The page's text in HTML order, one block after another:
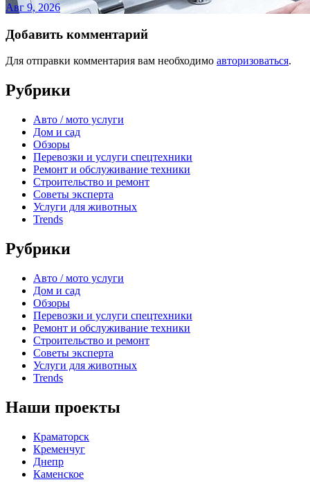
Авг 9, 2026
Добавить комментарий
Для отправки комментария вам необходимо авторизоваться.
Рубрики
Авто / мото услуги
Дом и сад
Обзоры
Перевозки и услуги спецтехники
Ремонт и обслуживание техники
Строительство и ремонт
Советы эксперта
Услуги для животных
Trends
Рубрики
Авто / мото услуги
Дом и сад
Обзоры
Перевозки и услуги спецтехники
Ремонт и обслуживание техники
Строительство и ремонт
Советы эксперта
Услуги для животных
Trends
Наши проекты
Краматорск
Кременчуг
Днепр
Каменское